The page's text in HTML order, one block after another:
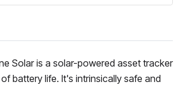
Solar is a solar-powered asset tracker
battery life. It's intrinsically safe and